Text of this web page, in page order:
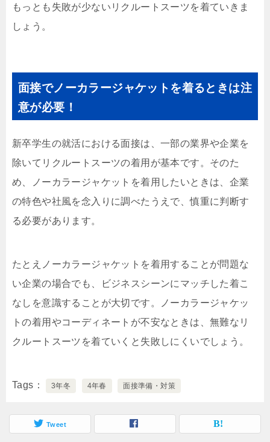
もっとも失敗が少ないリクルートスーツを着ていきま
しょう。
面接でノーカラージャケットを着るときは注
意が必要！
新卒学生の就活における面接は、一部の業界や企業を
除いてリクルートスーツの着用が基本です。そのた
め、ノーカラージャケットを着用したいときは、企業
の特色や社風を念入りに調べたうえで、慎重に判断す
る必要があります。
たとえノーカラージャケットを着用することが問題な
い企業の場合でも、ビジネスシーンにマッチした着こ
なしを意識することが大切です。ノーカラージャケッ
トの着用やコーディネートが不安なときは、無難なリ
クルートスーツを着ていくと失敗しにくいでしょう。
Tags 3年冬 4年春 面接準備・対策
Tweet